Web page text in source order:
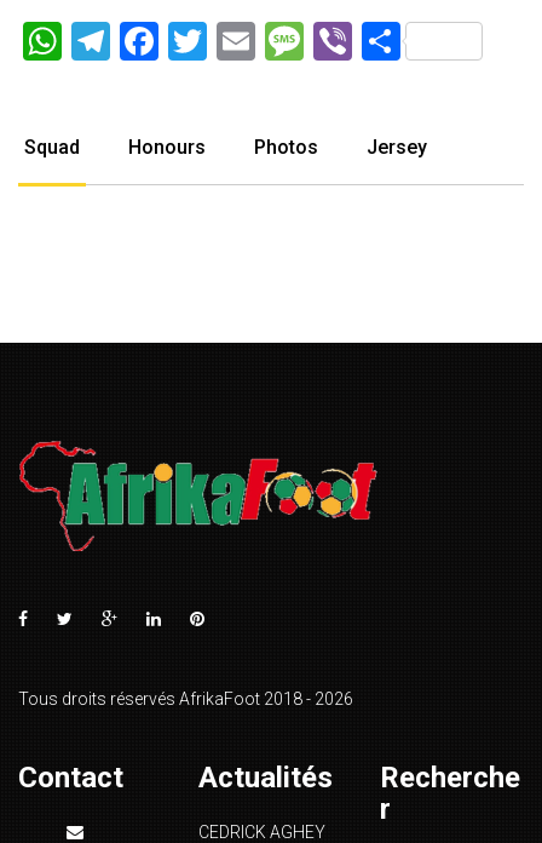
WhatsApp
Telegram
Facebook
Twitter
EmailMessage
Viber
Squad Honours Photos Jersey
Tous droits réservés AfrikaFoot 2018 - 2026
Contact Actualités
CEDRICK AGHEY
Recherche
r